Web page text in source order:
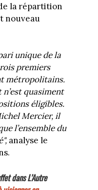
la répartition
nouveau
unique de la
premiers
métropolitains.
quasiment
éligibles.
Mercier, il
l’ensemble du
analyse le
dans L’Autre